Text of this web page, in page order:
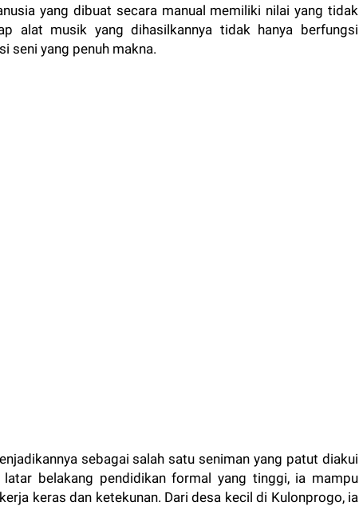
yang dibuat secara manual memiliki nilai yang tidak
alat musik yang dihasilkannya tidak hanya berfungsi
seni yang penuh makna.
sebagai salah satu seniman yang patut diakui
belakang pendidikan formal yang tinggi, ia mampu
keras dan ketekunan. Dari desa kecil di Kulonprogo, ia